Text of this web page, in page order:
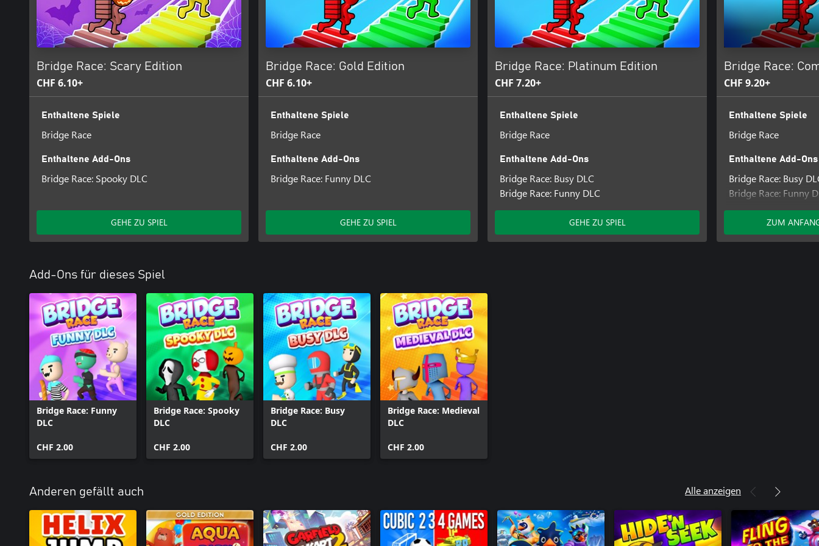
Bridge Race: Scary Edition
CHF 6.10+
Enthaltene Spiele
Bridge Race
Enthaltene Add-Ons
Bridge Race: Spooky DLC
GEHE ZU SPIEL
Bridge Race: Gold Edition
CHF 6.10+
Enthaltene Spiele
Bridge Race
Enthaltene Add-Ons
Bridge Race: Funny DLC
GEHE ZU SPIEL
Bridge Race: Platinum Edition
CHF 7.20+
Enthaltene Spiele
Bridge Race
Enthaltene Add-Ons
Bridge Race: Busy DLC
Bridge Race: Funny DLC
GEHE ZU SPIEL
Bridge Race:
CHF 9.20+
Enthaltene Spiele
Bridge Race
Enthaltene Add-Ons
Bridge Race: Busy
Bridge Race: Funny
Bridge Race:
Bridge Race: Spooky
ZUM
Add-Ons für dieses Spiel
Bridge Race: Funny
DLC
CHF 2.00
Bridge Race: Spooky
DLC
CHF 2.00
Bridge Race: Busy
DLC
CHF 2.00
Bridge Race: Medieval
DLC
CHF 2.00
Anderen gefällt auch Alle anzeigen